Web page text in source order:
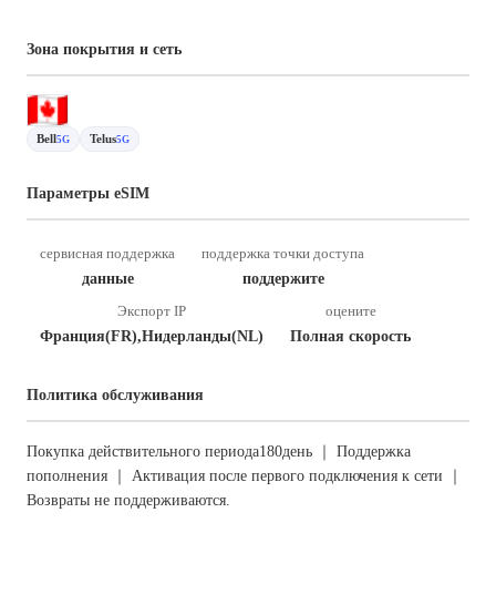
Зона покрытия и сеть
Bell5G Telus5G
Параметры eSIM
сервисная поддержка
данные
поддержка точки доступа
поддержите
Экспорт IP
Франция(FR),Нидерланды(NL)
оцените
Полная скорость
Политика обслуживания
Покупка действительного периода180день ｜ Поддержка
пополнения ｜ Активация после первого подключения к сети ｜
Возвраты не поддерживаются.